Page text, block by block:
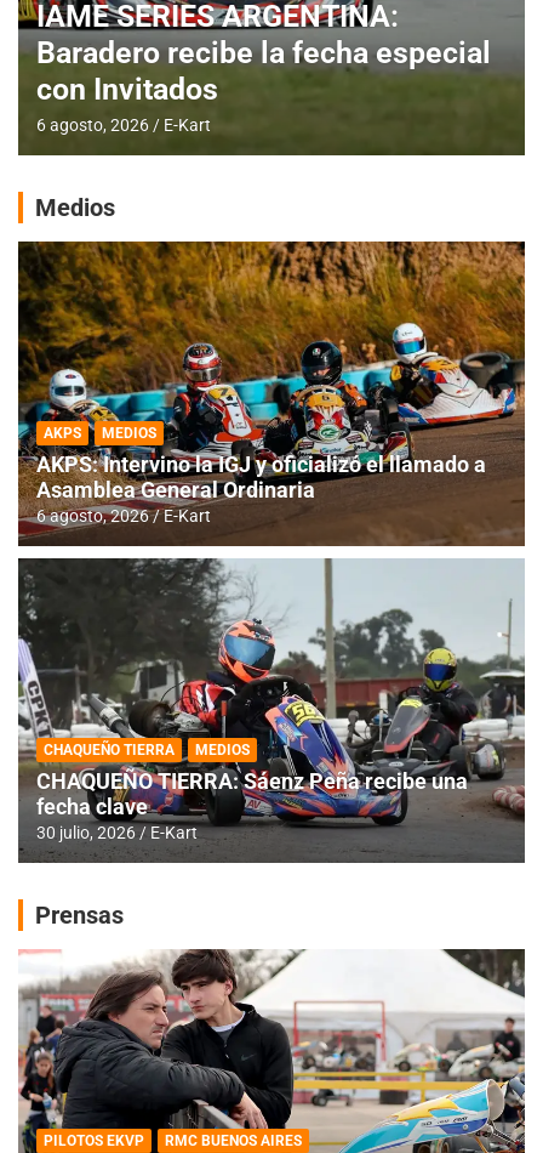
IAME SERIES ARGENTINA:
Baradero recibe la fecha especial
con Invitados
6 agosto, 2026 E-Kart
Medios
AKPS MEDIOS
AKPS: Intervino la IGJ y oficializó el llamado a
Asamblea General Ordinaria
6 agosto, 2026 E-Kart
CHAQUEÑO TIERRA MEDIOS
CHAQUEÑO TIERRA: Sáenz Peña recibe una
fecha clave
30 julio, 2026 E-Kart
Prensas
PILOTOS EKVP RMC BUENOS AIRES